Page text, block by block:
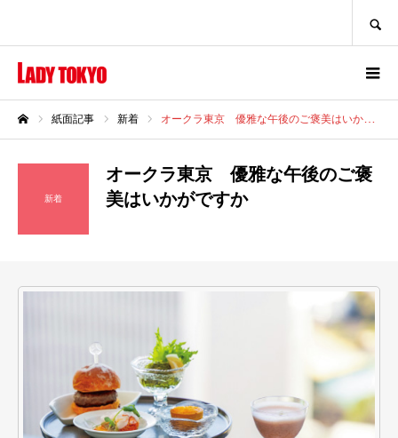
紙面記事 新着 オークラ東京 優雅な午後のご褒美はいかがですか
新着
オークラ東京 優雅な午後のご褒
美はいかがですか